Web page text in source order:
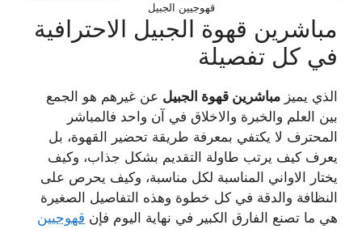
قهوجيين الجبيل
مباشرين قهوة الجبيل الاحترافية
في كل تفصيلة
الذي يميز مباشرين قهوة الجبيل عن غيرهم هو الجمع
بين العلم والخبرة والاخلاق في آن واحد فالمباشر
المحترف لا يكتفي بمعرفة طريقة تحضير القهوة، بل
يعرف كيف يرتب طاولة التقديم بشكل جذاب، وكيف
يختار الاواني المناسبة لكل مناسبة، وكيف يحرص على
النظافة والدقة في كل خطوة وهذه التفاصيل الصغيرة
هي ما تصنع الفارق الكبير في نهاية اليوم فإن قهوجيين